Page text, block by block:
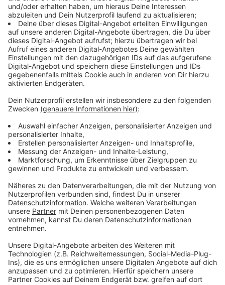
Projekte ohnehin extrem langwierig seien, sollte man
den Beginn nicht unnötig verzögern, heißt es aus der
Fraktion.
Anzeige
Details zu der Studie
Anzeige
Die Machbarkeitsstudie hat untersucht, ob di
S1, die bislang in Solingen endet, in Zukunft im
halbstunden Takt bis nach Opladen fahren könnte.
Dafür gab es genauso grünes Licht wie für die
Verlängerung der von Süden kommenden S 17. Die soll
im 20-Minuten Takt von Köln-Mülheim bis Opladen
verlängert werden. Laut Plan könnten die ersten S-
Bahnen 2040 in Opladen halten.
Anzeige
Weitere Meldungen aus Leverkusen